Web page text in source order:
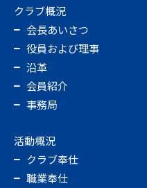
クラブ概況
会長あいさつ
役員および理事
沿革
会員紹介
事務局
活動概況
クラブ奉仕
職業奉仕